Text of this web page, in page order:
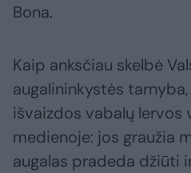
Bona.
Kaip anksčiau skelbė
augalininkystės
išvaizdos vabalų lervos
medienoje: jos graužia
augalas pradeda džiūti